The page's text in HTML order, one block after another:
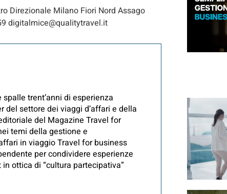
Direzionale Milano Fiori Nord Assago
digitalmice@qualitytravel.it
trent’anni di esperienza
settore dei viaggi d’affari e della
del Magazine Travel for
temi della gestione e
in viaggio Travel for business
per condividere esperienze
ottica di “cultura partecipativa”